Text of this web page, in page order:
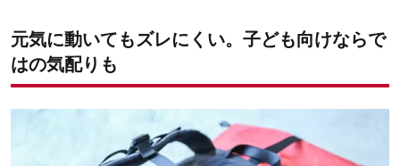
元気に動いてもズレにくい。子ども向けならで
はの気配りも